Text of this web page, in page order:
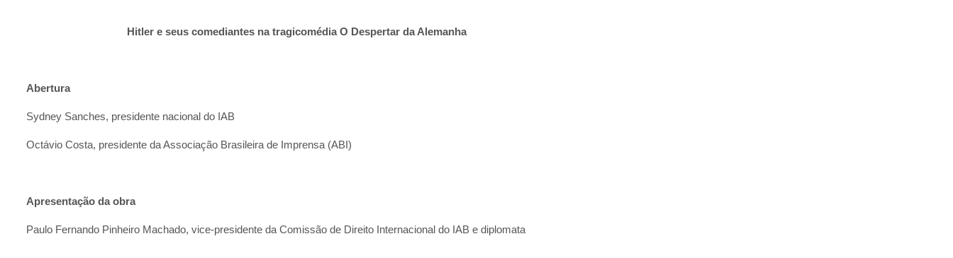
Hitler e seus comediantes na tragicomédia O Despertar da Alemanha
Abertura
Sydney Sanches, presidente nacional do IAB
Octávio Costa, presidente da Associação Brasileira de Imprensa (ABI)
Apresentação da obra
Paulo Fernando Pinheiro Machado, vice-presidente da Comissão de Direito Internacional do IAB e diplomata